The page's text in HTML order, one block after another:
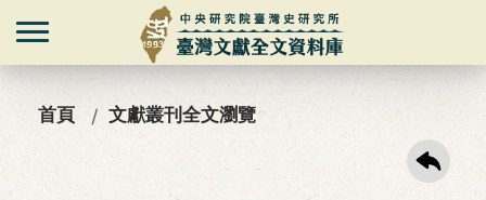
首頁 文獻叢刊全文瀏覽